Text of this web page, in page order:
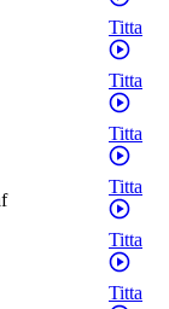
Titta
Titta
Titta
Titta
Titta
Titta